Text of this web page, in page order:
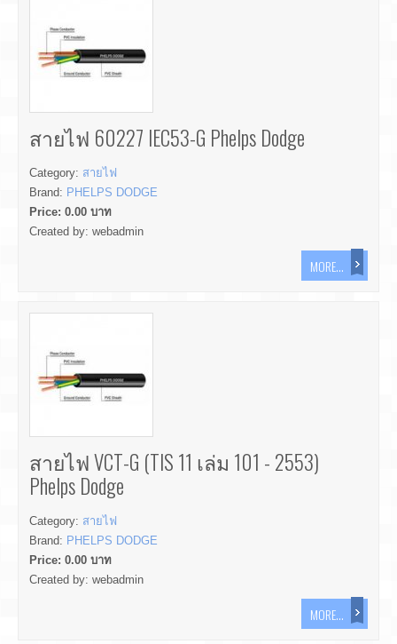
สายไฟ 60227 IEC53-G Phelps Dodge
Category: สายไฟ
Brand: PHELPS DODGE
Price: 0.00 บาท
Created by: webadmin
MORE...
สายไฟ VCT-G (TIS 11 เล่ม 101 - 2553)
Phelps Dodge
Category: สายไฟ
Brand: PHELPS DODGE
Price: 0.00 บาท
Created by: webadmin
MORE...